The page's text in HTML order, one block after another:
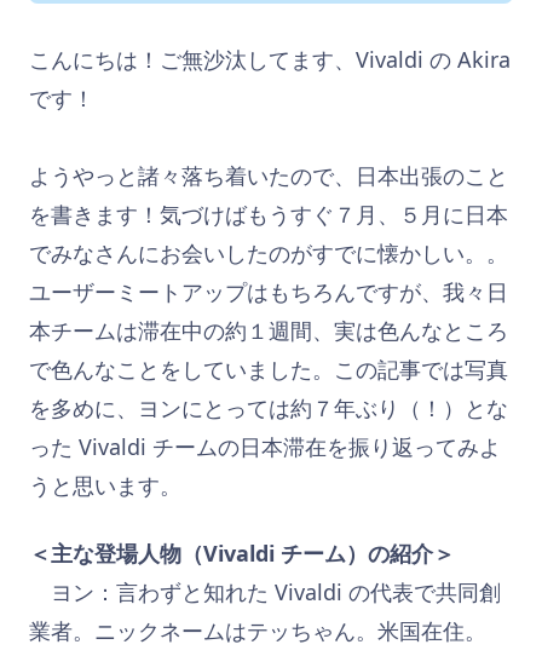
こんにちは！ご無沙汰してます、Vivaldi の Akira
です！
ようやっと諸々落ち着いたので、日本出張のこと
を書きます！気づけばもうすぐ７月、５月に日本
でみなさんにお会いしたのがすでに懐かしい。。
ユーザーミートアップはもちろんですが、我々日
本チームは滞在中の約１週間、実は色んなところ
で色んなことをしていました。この記事では写真
を多めに、ヨンにとっては約７年ぶり（！）とな
った Vivaldi チームの日本滞在を振り返ってみよ
うと思います。
＜主な登場人物（Vivaldi チーム）の紹介＞
ヨン：言わずと知れた Vivaldi の代表で共同創
業者。ニックネームはテッちゃん。米国在住。